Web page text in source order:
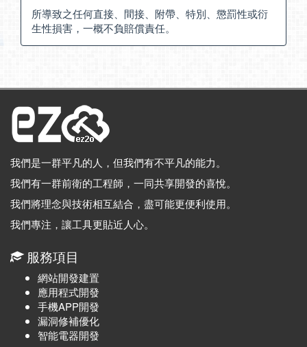
所導致之任何直接、間接、附帶、特別、懲罰性或衍
生性損害，一概不負賠償責任。
我們是一群平凡的人，但我們有不平凡的能力。
我們有一群前衛的工程師，一同共享開發的喜悅。
我們將理念與技術相互結合，盡可能更便利使用。
我們專注，讓工具更貼近人心。
服務項目
網站開發建置
應用程式開發
手機APP開發
漏洞修補優化
智能電器開發